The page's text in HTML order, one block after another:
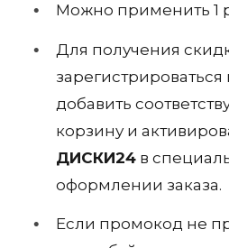
Можно применить 1
Для получения
добавить
корзину и
ДИСКИ24 в
оформлении заказа.
Если промокод не